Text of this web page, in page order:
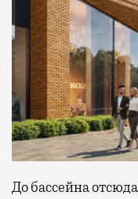
До бассейна